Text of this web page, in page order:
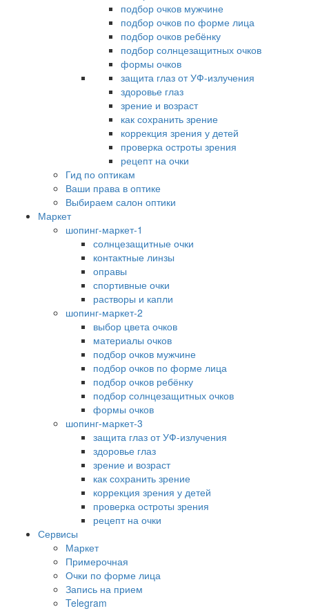
подбор очков мужчине
подбор очков по форме лица
подбор очков ребёнку
подбор солнцезащитных очков
формы очков
защита глаз от УФ-излучения
здоровье глаз
зрение и возраст
как сохранить зрение
коррекция зрения у детей
проверка остроты зрения
рецепт на очки
Гид по оптикам
Ваши права в оптике
Выбираем салон оптики
Маркет
шопинг-маркет-1
солнцезащитные очки
контактные линзы
оправы
спортивные очки
растворы и капли
шопинг-маркет-2
выбор цвета очков
материалы очков
подбор очков мужчине
подбор очков по форме лица
подбор очков ребёнку
подбор солнцезащитных очков
формы очков
шопинг-маркет-3
защита глаз от УФ-излучения
здоровье глаз
зрение и возраст
как сохранить зрение
коррекция зрения у детей
проверка остроты зрения
рецепт на очки
Сервисы
Маркет
Примерочная
Очки по форме лица
Запись на прием
Telegram